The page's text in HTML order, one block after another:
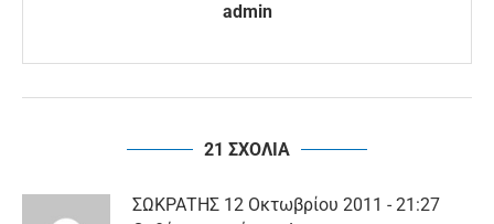
admin
21 ΣΧΟΛΙΑ
ΣΩΚΡΑΤΗΣ 12 Οκτωβρίου 2011 - 21:27